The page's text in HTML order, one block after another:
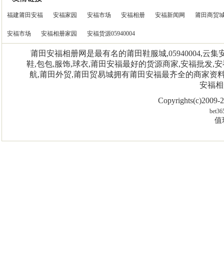
福建莆田安福 安福家园 安福市场 安福相册 安福新闻网 莆田商贸
安福市场 安福相册家园 安福货源05940004
莆田安福相册网是最有名的莆田鞋服城,05940004,云
鞋,包包,服饰,球衣,莆田安福最好的货源商家,安福批发,
航,莆田外贸,莆田贸易城拥有莆田安福最齐全的商家资
安福
Copyrights(c)2009-
值